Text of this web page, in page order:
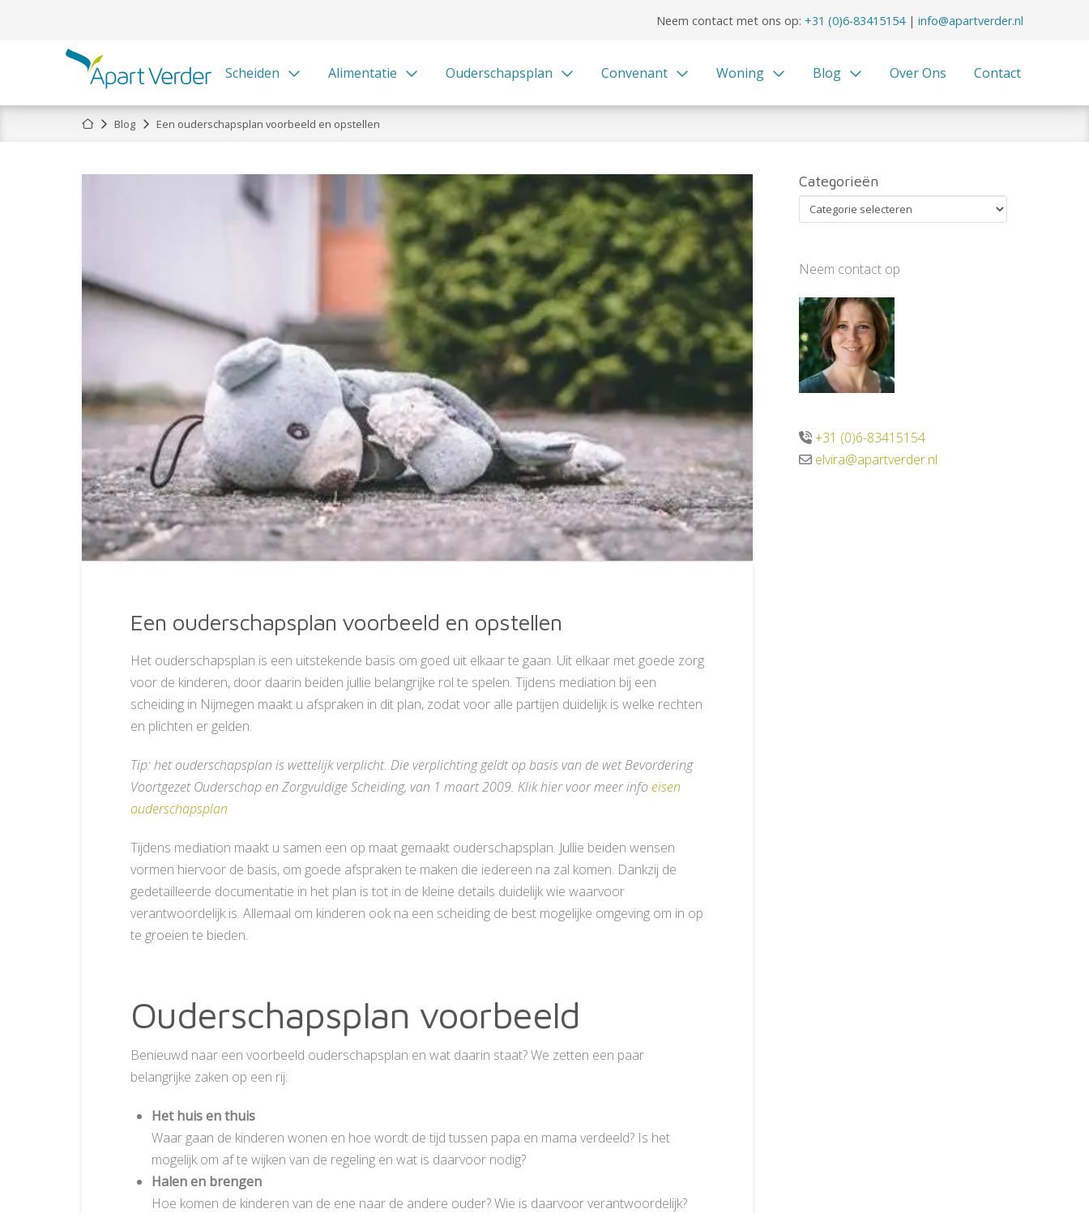
Neem contact met ons op: +31 (0)6-83415154|info@apartverder.nl
Scheiden Alimentatie Ouderschapsplan Convenant Woning Blog Over Ons Contact
HomeBlog Een ouderschapsplan voorbeeld en opstellen
Een ouderschapsplan voorbeeld en opstellen
Het ouderschapsplan is een uitstekende basis om goed uit elkaar te gaan. Uit elkaar met goede zorg
voor de kinderen, door daarin beiden jullie belangrijke rol te spelen. Tijdens mediation bij een
scheiding in Nijmegen maakt u afspraken in dit plan, zodat voor alle partijen duidelijk is welke rechten
en plichten er gelden.
Tip: het ouderschapsplan is wettelijk verplicht. Die verplichting geldt op basis van de wet Bevordering
Voortgezet Ouderschap en Zorgvuldige Scheiding, van 1 maart 2009. Klik hier voor meer info eisen
ouderschapsplan
Tijdens mediation maakt u samen een op maat gemaakt ouderschapsplan. Jullie beiden wensen
vormen hiervoor de basis, om goede afspraken te maken die iedereen na zal komen. Dankzij de
gedetailleerde documentatie in het plan is tot in de kleine details duidelijk wie waarvoor
verantwoordelijk is. Allemaal om kinderen ook na een scheiding de best mogelijke omgeving om in op
te groeien te bieden.
Ouderschapsplan voorbeeld
Benieuwd naar een voorbeeld ouderschapsplan en wat daarin staat? We zetten een paar
belangrijke zaken op een rij:
Het huis en thuis
Waar gaan de kinderen wonen en hoe wordt de tijd tussen papa en mama verdeeld? Is het
mogelijk om af te wijken van de regeling en wat is daarvoor nodig?
Halen en brengen
Hoe komen de kinderen van de ene naar de andere ouder? Wie is daarvoor verantwoordelijk?
Categorieën
Categorieën
Neem contact op
+31 (0)6-83415154
elvira@apartverder.nl